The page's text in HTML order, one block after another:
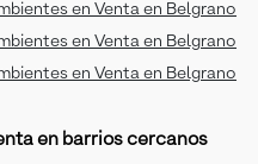
en Venta en Belgrano
en Venta en Belgrano
en Venta en Belgrano
en barrios cercanos